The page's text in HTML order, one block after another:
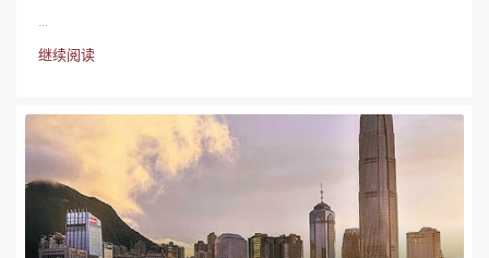
继续阅读